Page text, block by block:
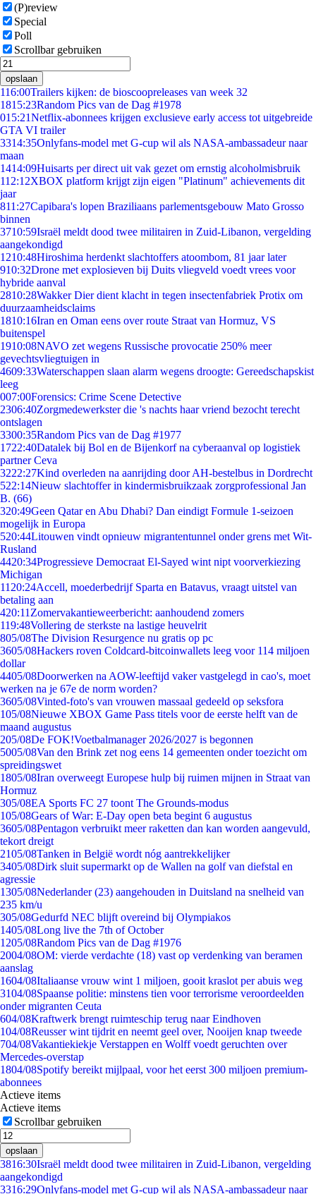
(P)review
Special
Poll
Scrollbar gebruiken
opslaan
116:00Trailers kijken: de bioscoopreleases van week 32
1815:23Random Pics van de Dag #1978
015:21Netflix-abonnees krijgen exclusieve early access tot uitgebreide
GTA VI trailer
3314:35Onlyfans-model met G-cup wil als NASA-ambassadeur naar
maan
1414:09Huisarts per direct uit vak gezet om ernstig alcoholmisbruik
112:12XBOX platform krijgt zijn eigen "Platinum" achievements dit
jaar
811:27Capibara's lopen Braziliaans parlementsgebouw Mato Grosso
binnen
3710:59Israël meldt dood twee militairen in Zuid-Libanon, vergelding
aangekondigd
1210:48Hiroshima herdenkt slachtoffers atoombom, 81 jaar later
910:32Drone met explosieven bij Duits vliegveld voedt vrees voor
hybride aanval
2810:28Wakker Dier dient klacht in tegen insectenfabriek Protix om
duurzaamheidsclaims
1810:16Iran en Oman eens over route Straat van Hormuz, VS
buitenspel
1910:08NAVO zet wegens Russische provocatie 250% meer
gevechtsvliegtuigen in
4609:33Waterschappen slaan alarm wegens droogte: Gereedschapskist
leeg
007:00Forensics: Crime Scene Detective
2306:40Zorgmedewerkster die 's nachts haar vriend bezocht terecht
ontslagen
3300:35Random Pics van de Dag #1977
1722:40Datalek bij Bol en de Bijenkorf na cyberaanval op logistiek
partner Ceva
3222:27Kind overleden na aanrijding door AH-bestelbus in Dordrecht
522:14Nieuw slachtoffer in kindermisbruikzaak zorgprofessional Jan
B. (66)
320:49Geen Qatar en Abu Dhabi? Dan eindigt Formule 1-seizoen
mogelijk in Europa
520:44Litouwen vindt opnieuw migrantentunnel onder grens met Wit-
Rusland
4420:34Progressieve Democraat El-Sayed wint nipt voorverkiezing
Michigan
11 20:24Accell, moederbedrijf Sparta en Batavus, vraagt uitstel van
betaling aan
420:11 Zomervakantieweerbericht: aanhoudend zomers
119:48Vollering de sterkste na lastige heuvelrit
805/08The Division Resurgence nu gratis op pc
3605/08Hackers roven Coldcard-bitcoinwallets leeg voor 114 miljoen
dollar
4405/08Doorwerken na AOW-leeftijd vaker vastgelegd in cao's, moet
werken na je 67e de norm worden?
3605/08Vinted-foto's van vrouwen massaal gedeeld op seksfora
105/08Nieuwe XBOX Game Pass titels voor de eerste helft van de
maand augustus
205/08De FOK!Voetbalmanager 2026/2027 is begonnen
5005/08Van den Brink zet nog eens 14 gemeenten onder toezicht om
spreidingswet
1805/08Iran overweegt Europese hulp bij ruimen mijnen in Straat van
Hormuz
305/08EA Sports FC 27 toont The Grounds-modus
105/08Gears of War: E-Day open beta begint 6 augustus
3605/08Pentagon verbruikt meer raketten dan kan worden aangevuld,
tekort dreigt
2105/08Tanken in België wordt nóg aantrekkelijker
3405/08Dirk sluit supermarkt op de Wallen na golf van diefstal en
agressie
1305/08Nederlander (23) aangehouden in Duitsland na snelheid van
235 km/u
305/08Gedurfd NEC blijft overeind bij Olympiakos
1405/08Long live the 7th of October
1205/08Random Pics van de Dag #1976
2004/08OM: vierde verdachte (18) vast op verdenking van beramen
aanslag
1604/08Italiaanse vrouw wint 1 miljoen, gooit kraslot per abuis weg
3104/08Spaanse politie: minstens tien voor terrorisme veroordeelden
onder migranten Ceuta
604/08Kraftwerk brengt ruimteschip terug naar Eindhoven
104/08Reusser wint tijdrit en neemt geel over, Nooijen knap tweede
704/08Vakantiekiekje Verstappen en Wolff voedt geruchten over
Mercedes-overstap
1804/08Spotify bereikt mijlpaal, voor het eerst 300 miljoen premium-
abonnees
Actieve items
Actieve items
Scrollbar gebruiken
opslaan
3816:30Israël meldt dood twee militairen in Zuid-Libanon, vergelding
aangekondigd
3316:29Onlyfans-model met G-cup wil als NASA-ambassadeur naar